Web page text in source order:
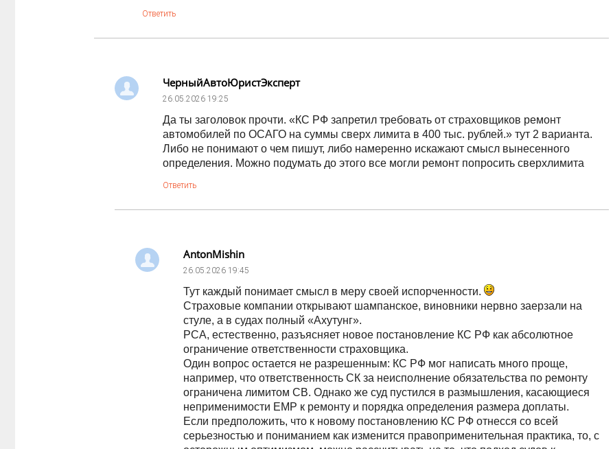
Ответить
ЧерныйАвтоЮристЭксперт
26.05.2026 19:25
Да ты заголовок прочти. «КС РФ запретил требовать от страховщиков ремонт
автомобилей по ОСАГО на суммы сверх лимита в 400 тыс. рублей.» тут 2 варианта.
Либо не понимают о чем пишут, либо намеренно искажают смысл вынесенного
определения. Можно подумать до этого все могли ремонт попросить сверхлимита
Ответить
AntonMishin
26.05.2026 19:45
Тут каждый понимает смысл в меру своей испорченности.
Страховые компании открывают шампанское, виновники нервно заерзали на
стуле, а в судах полный «Ахутунг».
РСА, естественно, разъясняет новое постановление КС РФ как абсолютное
ограничение ответственности страховщика.
Один вопрос остается не разрешенным: КС РФ мог написать много проще,
например, что ответственность СК за неисполнение обязательства по ремонту
ограничена лимитом СВ. Однако же суд пустился в размышления, касающиеся
неприменимости ЕМР к ремонту и порядка определения размера доплаты.
Если предположить, что к новому постановлению КС РФ отнесся со всей
серьезностью и пониманием как изменится правоприменительная практика, то, с